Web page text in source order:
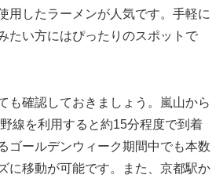
用したラーメンが人気です。手軽に
たい方にはぴったりのスポットで
も確認しておきましょう。嵐山から
線を利用すると約15分程度で到着
ゴールデンウィーク期間中でも本数
に移動が可能です。また、京都駅か